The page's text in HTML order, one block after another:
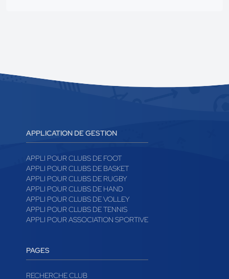
APPLICATION DE GESTION
APPLI POUR CLUBS DE FOOT
APPLI POUR CLUBS DE BASKET
APPLI POUR CLUBS DE RUGBY
APPLI POUR CLUBS DE HAND
APPLI POUR CLUBS DE VOLLEY
APPLI POUR CLUBS DE TENNIS
APPLI POUR ASSOCIATION SPORTIVE
PAGES
RECHERCHE CLUB